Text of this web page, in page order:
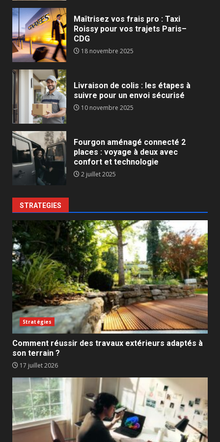
Maîtrisez vos frais pro : Taxi
Roissy pour vos trajets Paris–
CDG
18 novembre 2025
Livraison de colis : les étapes à
suivre pour un envoi sécurisé
10 novembre 2025
Fourgon aménagé connecté 2
places : voyage à deux avec
confort et technologie
2 juillet 2025
STRATEGIES
Stratégies
Comment réussir des travaux extérieurs adaptés à
son terrain ?
17 juillet 2026